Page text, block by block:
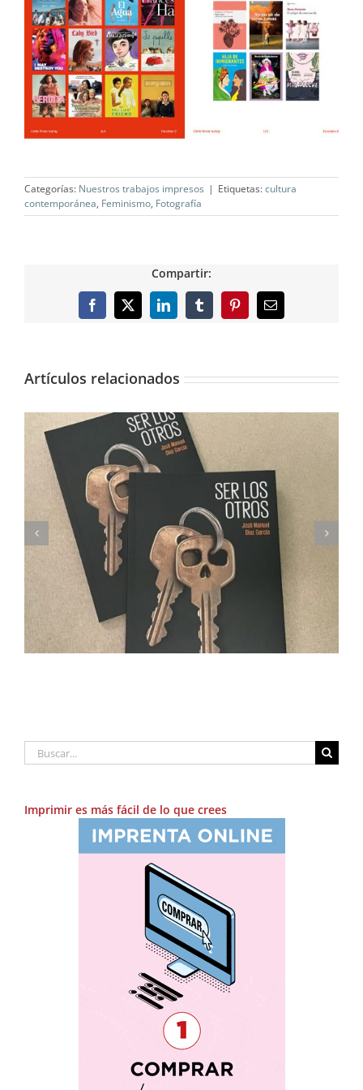
Categorías: Nuestros trabajos impresos | Etiquetas:cultura
contemporánea, Feminismo, Fotografía
Compartir:
Facebook
X LinkedInTumblrPinterestCorreo
electrónico
Artículos relacionados
Imprimimos Proscripti, la nueva novela de Ian S.
Martin
Buscar:
Imprimir es más fácil de lo que crees